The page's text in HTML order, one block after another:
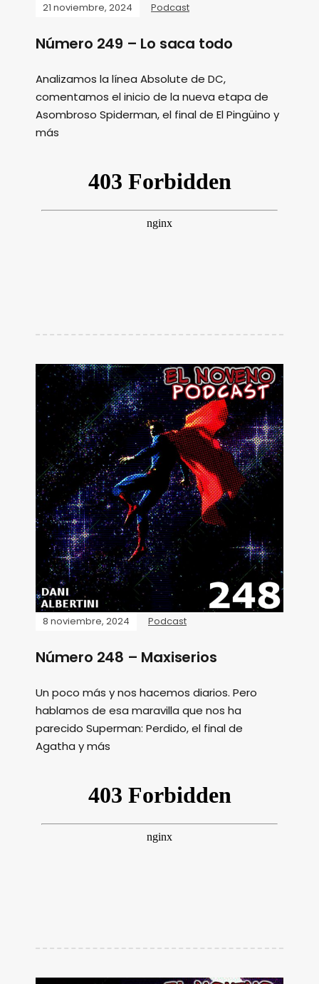
21 noviembre, 2024 Podcast
Número 249 – Lo saca todo
Analizamos la línea Absolute de DC,
comentamos el inicio de la nueva etapa de
Asombroso Spiderman, el final de El Pingüino y
más
8 noviembre, 2024 Podcast
Número 248 – Maxiserios
Un poco más y nos hacemos diarios. Pero
hablamos de esa maravilla que nos ha
parecido Superman: Perdido, el final de
Agatha y más